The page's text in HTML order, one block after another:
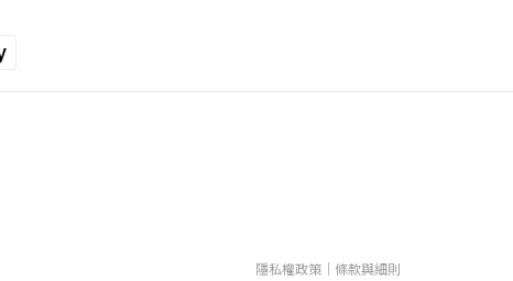
隱私權政策 ｜ 條款與細則